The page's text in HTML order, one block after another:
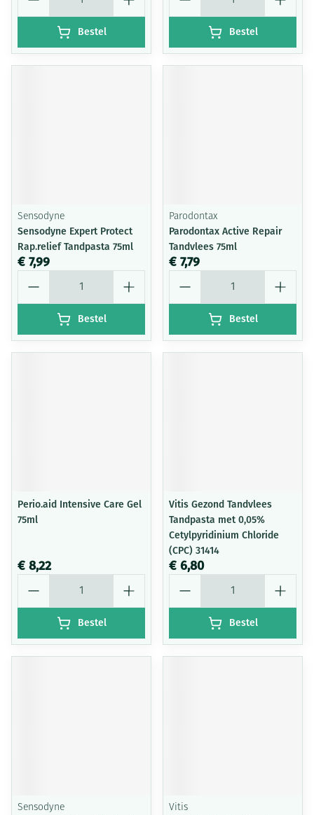
Bestel Bestel
Sensodyne
Sensodyne Expert Protect
Rap.relief Tandpasta 75ml
€ 7,99
Bestel
Parodontax
Parodontax Active Repair
Tandvlees 75ml
€ 7,79
Bestel
Perio.aid Intensive Care Gel
75ml
€ 8,22
Bestel
Vitis Gezond Tandvlees
Tandpasta met 0,05%
Cetylpyridinium Chloride
(CPC) 31414
€ 6,80
Bestel
Sensodyne Vitis